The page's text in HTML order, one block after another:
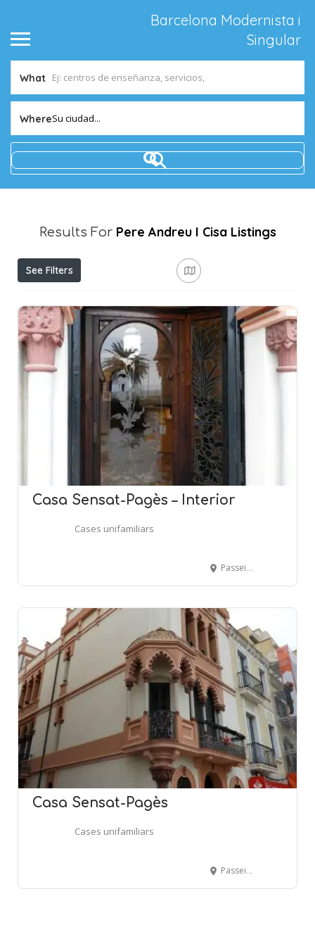
Barcelona Modernista i
Singular
What
WhereSu ciudad...
Results For Pere Andreu I Cisa Listings
See Filters
Casa Sensat-Pagès – Interior
Cases unifamiliars
Passeig Prat de la Riba, 16 - EL MASNOU
Casa Sensat-Pagès
Cases unifamiliars
Passeig Prat de la Riba, 16 - EL MASNOU